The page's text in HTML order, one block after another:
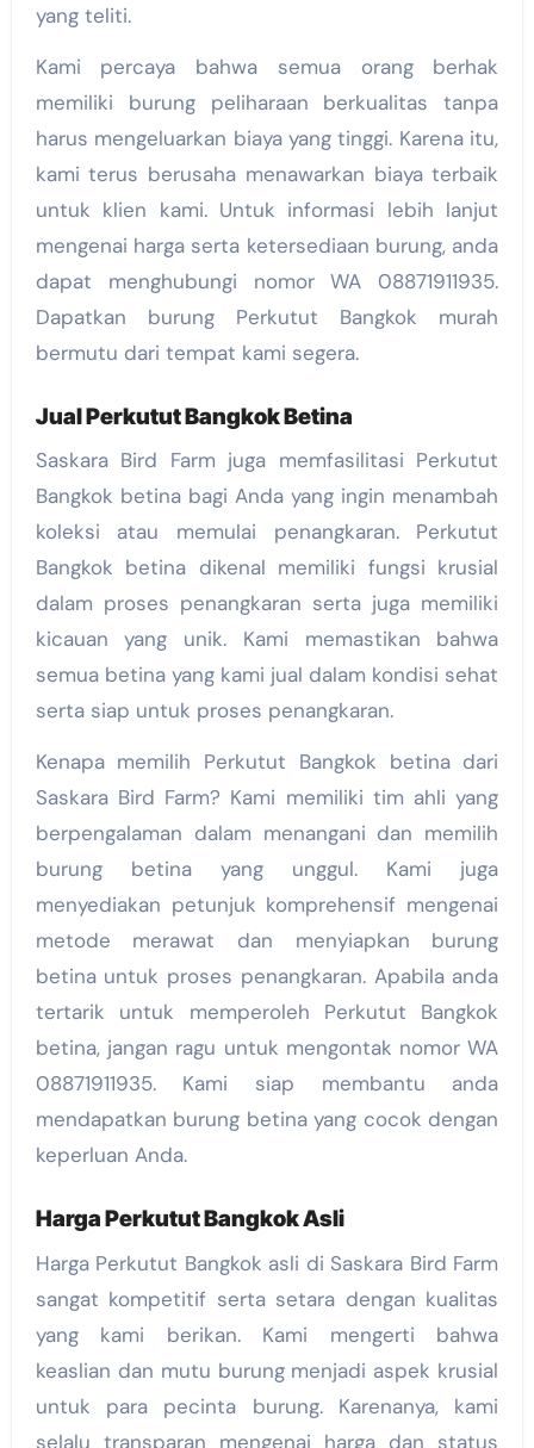
yang teliti.
Kami percaya bahwa semua orang berhak
memiliki burung peliharaan berkualitas tanpa
harus mengeluarkan biaya yang tinggi. Karena itu,
kami terus berusaha menawarkan biaya terbaik
untuk klien kami. Untuk informasi lebih lanjut
mengenai harga serta ketersediaan burung, anda
dapat menghubungi nomor WA 08871911935.
Dapatkan burung Perkutut Bangkok murah
bermutu dari tempat kami segera.
Jual Perkutut Bangkok Betina
Saskara Bird Farm juga memfasilitasi Perkutut
Bangkok betina bagi Anda yang ingin menambah
koleksi atau memulai penangkaran. Perkutut
Bangkok betina dikenal memiliki fungsi krusial
dalam proses penangkaran serta juga memiliki
kicauan yang unik. Kami memastikan bahwa
semua betina yang kami jual dalam kondisi sehat
serta siap untuk proses penangkaran.
Kenapa memilih Perkutut Bangkok betina dari
Saskara Bird Farm? Kami memiliki tim ahli yang
berpengalaman dalam menangani dan memilih
burung betina yang unggul. Kami juga
menyediakan petunjuk komprehensif mengenai
metode merawat dan menyiapkan burung
betina untuk proses penangkaran. Apabila anda
tertarik untuk memperoleh Perkutut Bangkok
betina, jangan ragu untuk mengontak nomor WA
08871911935. Kami siap membantu anda
mendapatkan burung betina yang cocok dengan
keperluan Anda.
Harga Perkutut Bangkok Asli
Harga Perkutut Bangkok asli di Saskara Bird Farm
sangat kompetitif serta setara dengan kualitas
yang kami berikan. Kami mengerti bahwa
keaslian dan mutu burung menjadi aspek krusial
untuk para pecinta burung. Karenanya, kami
selalu transparan mengenai harga dan status